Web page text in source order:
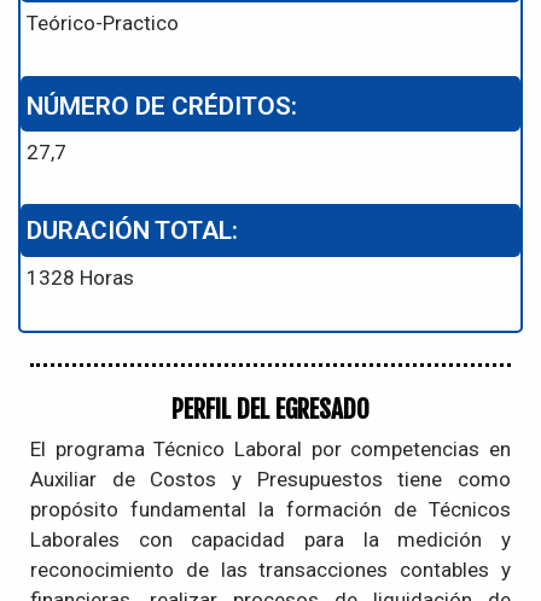
Teórico-Practico
NÚMERO DE CRÉDITOS:
27,7
DURACIÓN TOTAL:
1328 Horas
PERFIL DEL EGRESADO
El programa Técnico Laboral por competencias en
Auxiliar de Costos y Presupuestos tiene como
propósito fundamental la formación de Técnicos
Laborales con capacidad para la medición y
reconocimiento de las transacciones contables y